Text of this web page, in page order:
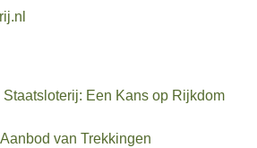
Staatsloterij: Een Kans op Rijkdom
van Trekkingen